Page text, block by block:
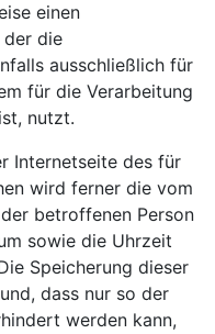
einen
der die
ausschließlich für
für die Verarbeitung
nutzt.
Internetseite des für
wird ferner die vom
betroffenen Person
sowie die Uhrzeit
Speicherung dieser
dass nur so der
werden kann,